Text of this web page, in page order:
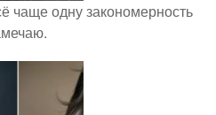
чаще одну закономерность